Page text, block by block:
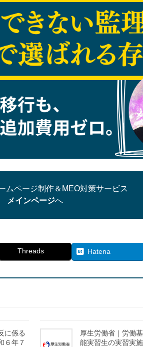
ムページ制作＆MEO対策サービス
メインページへ
Threads Hatena
に係る
６年７
厚生労働省｜労働
能実習生の実習実